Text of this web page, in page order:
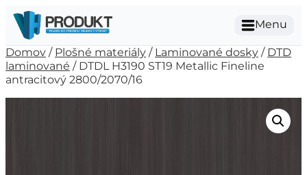
Menu
Domov / Plošné materiály / Laminované dosky / DTD
laminované / DTDL H3190 ST19 Metallic Fineline
antracitový 2800/2070/16